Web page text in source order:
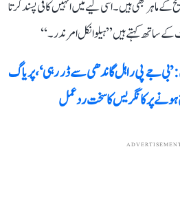
ماہر بھی ہیں۔ اسی لیے میں انہیں کافی پسند کرتا
ساتھ کہتے ہیں ’’ہیلو انکل امرندر۔‘‘
’بی جے پی راہل گاندھی سے ڈر رہی‘، پریاگ
پر کانگریس کا سخت ردعمل